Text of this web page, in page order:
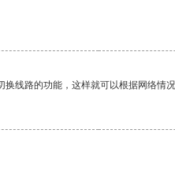
线路的功能，这样就可以根据网络情